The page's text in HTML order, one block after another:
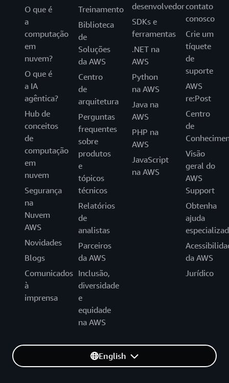
O que é
a
computação
em
nuvem?
O que é
a IA
agêntica?
Hub de
conceitos
de
computação
em
nuvem
Segurança
na
Nuvem
AWS
Novidades
Blogs
Comunicados
à
imprensa
Treinamento
Biblioteca
de
Soluções
da AWS
Centro
de
arquitetura
Perguntas
frequentes
sobre
produtos
e
tópicos
técnicos
Relatórios
de
analistas
Parceiros
da AWS
Inclusão,
diversidade
e
equidade
na AWS
desenvolvedor
SDKs e
ferramentas
.NET na
AWS
Python
na AWS
Java na
AWS
PHP na
AWS
JavaScript
na AWS
contato
conosco
Crie um
tíquete
de
suporte
AWS
re:Post
Centro
de
Visão
geral do
AWS
Support
Obtenha
ajuda
da AWS
Jurídico
English